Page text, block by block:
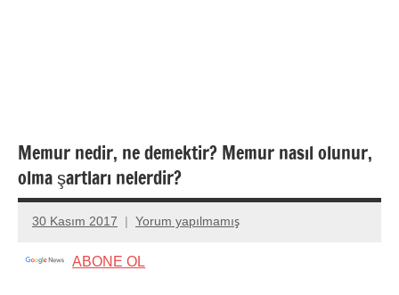
Memur nedir, ne demektir? Memur nasıl olunur,
olma şartları nelerdir?
30 Kasım 2017
admin
Yorum yapılmamış
ABONE OL